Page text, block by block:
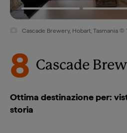
Cascade Brewery, Hobart, Tasmania ©
8 Cascade
Ottima destinazione per:
storia